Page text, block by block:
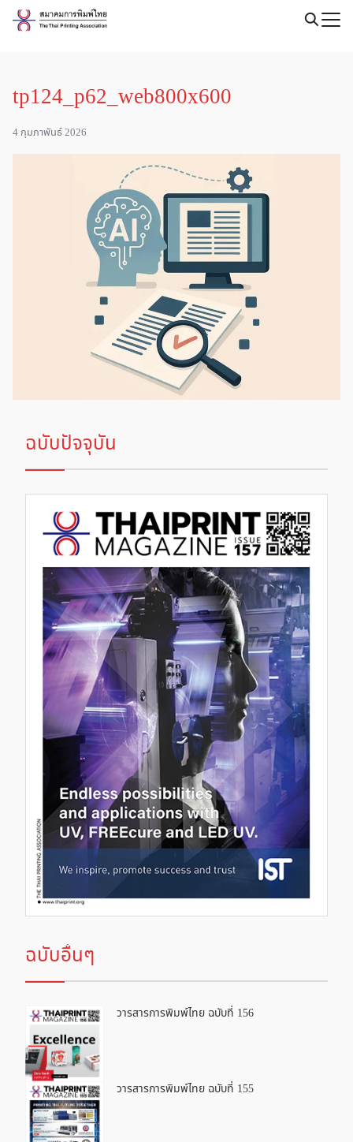
Skip
tp124_p62_web800x600
4 กุมภาพันธ์ 2026
ฉบับปัจจุบัน
ฉบับอื่นๆ
วารสารการพิมพ์ไทย ฉบับที่ 156
วารสารการพิมพ์ไทย ฉบับที่ 155